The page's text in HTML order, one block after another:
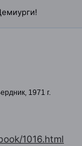
1971 г.
1016.html